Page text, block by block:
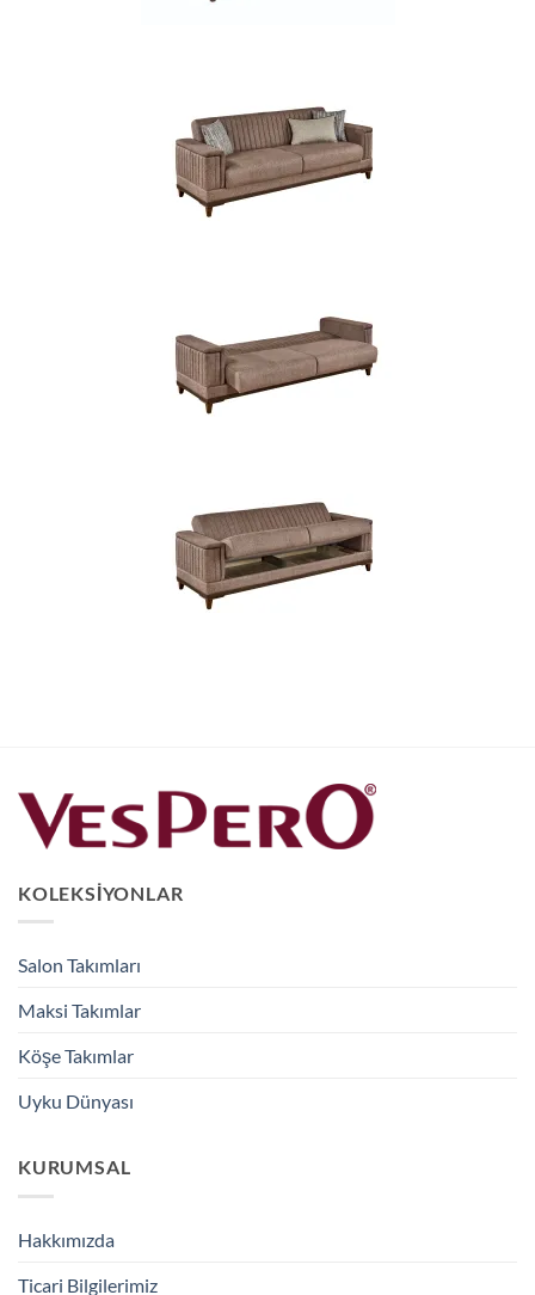
KOLEKSIYONLAR
Salon Takımları
Maksi Takımlar
Köşe Takımlar
Uyku Dünyası
KURUMSAL
Hakkımızda
Ticari Bilgilerimiz